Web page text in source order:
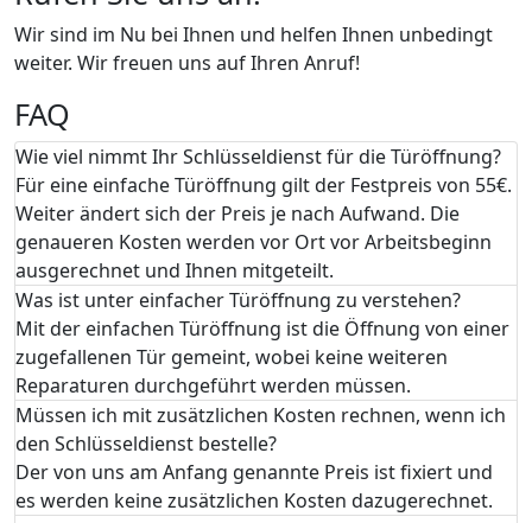
Wir sind im Nu bei Ihnen und helfen Ihnen unbedingt
weiter. Wir freuen uns auf Ihren Anruf!
FAQ
Wie viel nimmt Ihr Schlüsseldienst für die Türöffnung?
Für eine einfache Türöffnung gilt der Festpreis von 55€.
Weiter ändert sich der Preis je nach Aufwand. Die
genaueren Kosten werden vor Ort vor Arbeitsbeginn
ausgerechnet und Ihnen mitgeteilt.
Was ist unter einfacher Türöffnung zu verstehen?
Mit der einfachen Türöffnung ist die Öffnung von einer
zugefallenen Tür gemeint, wobei keine weiteren
Reparaturen durchgeführt werden müssen.
Müssen ich mit zusätzlichen Kosten rechnen, wenn ich
den Schlüsseldienst bestelle?
Der von uns am Anfang genannte Preis ist fixiert und
es werden keine zusätzlichen Kosten dazugerechnet.